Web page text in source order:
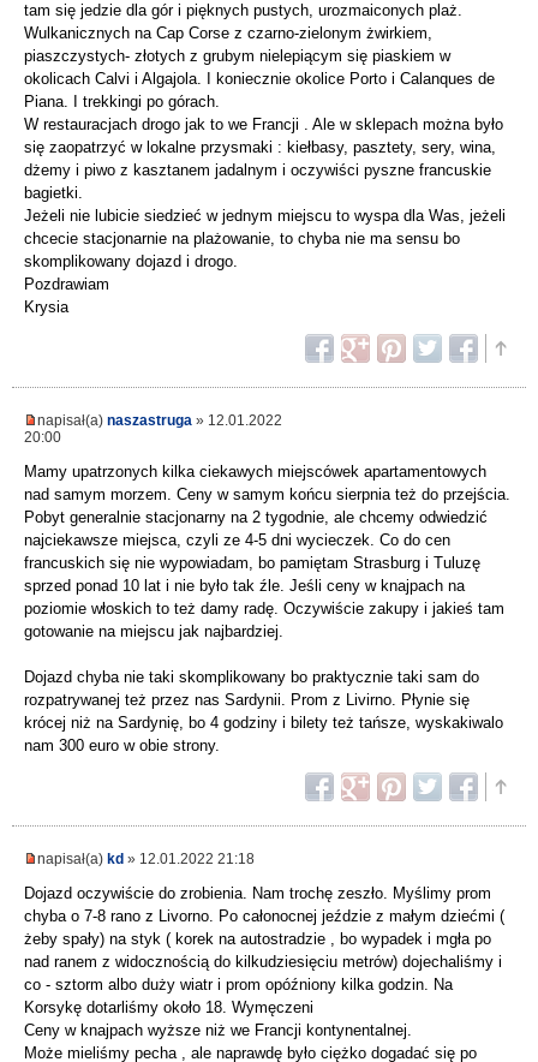
tam się jedzie dla gór i pięknych pustych, urozmaiconych plaż.
Wulkanicznych na Cap Corse z czarno-zielonym żwirkiem,
piaszczystych- złotych z grubym nielepiącym się piaskiem w
okolicach Calvi i Algajola. I koniecznie okolice Porto i Calanques de
Piana. I trekkingi po górach.
W restauracjach drogo jak to we Francji . Ale w sklepach można było
się zaopatrzyć w lokalne przysmaki : kiełbasy, pasztety, sery, wina,
dżemy i piwo z kasztanem jadalnym i oczywiści pyszne francuskie
bagietki.
Jeżeli nie lubicie siedzieć w jednym miejscu to wyspa dla Was, jeżeli
chcecie stacjonarnie na plażowanie, to chyba nie ma sensu bo
skomplikowany dojazd i drogo.
Pozdrawiam
Krysia
napisał(a) naszastruga » 12.01.2022
20:00
Mamy upatrzonych kilka ciekawych miejscówek apartamentowych
nad samym morzem. Ceny w samym końcu sierpnia też do przejścia.
Pobyt generalnie stacjonarny na 2 tygodnie, ale chcemy odwiedzić
najciekawsze miejsca, czyli ze 4-5 dni wycieczek. Co do cen
francuskich się nie wypowiadam, bo pamiętam Strasburg i Tuluzę
sprzed ponad 10 lat i nie było tak źle. Jeśli ceny w knajpach na
poziomie włoskich to też damy radę. Oczywiście zakupy i jakieś tam
gotowanie na miejscu jak najbardziej.
Dojazd chyba nie taki skomplikowany bo praktycznie taki sam do
rozpatrywanej też przez nas Sardynii. Prom z Livirno. Płynie się
krócej niż na Sardynię, bo 4 godziny i bilety też tańsze, wyskakiwalo
nam 300 euro w obie strony.
napisał(a) kd » 12.01.2022 21:18
Dojazd oczywiście do zrobienia. Nam trochę zeszło. Myślimy prom
chyba o 7-8 rano z Livorno. Po całonocnej jeździe z małym dziećmi (
żeby spały) na styk ( korek na autostradzie , bo wypadek i mgła po
nad ranem z widocznością do kilkudziesięciu metrów) dojechaliśmy i
co - sztorm albo duży wiatr i prom opóźniony kilka godzin. Na
Korsykę dotarliśmy około 18. Wymęczeni
Ceny w knajpach wyższe niż we Francji kontynentalnej.
Może mieliśmy pecha , ale naprawdę było ciężko dogadać się po